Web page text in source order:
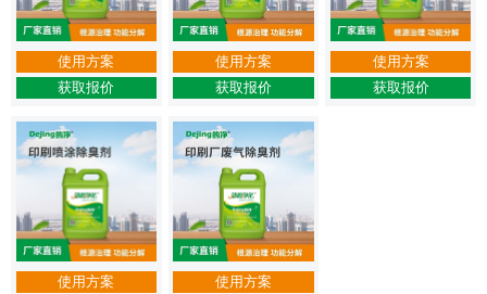
使用方案
获取报价
使用方案
获取报价
使用方案
获取报价
使用方案
使用方案